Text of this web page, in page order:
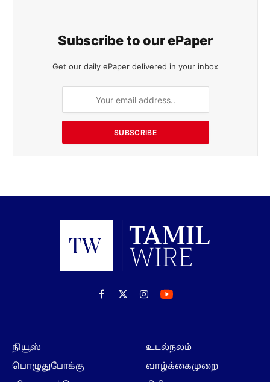
Subscribe to our ePaper
Get our daily ePaper delivered in your inbox
SUBSCRIBE
Facebook
X
(Twitter)
Instagram
நியூஸ்
பொழுதுபோக்கு
உடல்நலம்
வாழ்க்கைமுறை